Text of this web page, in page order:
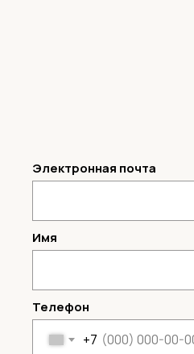
Электронная почта
Имя
Телефон
+7